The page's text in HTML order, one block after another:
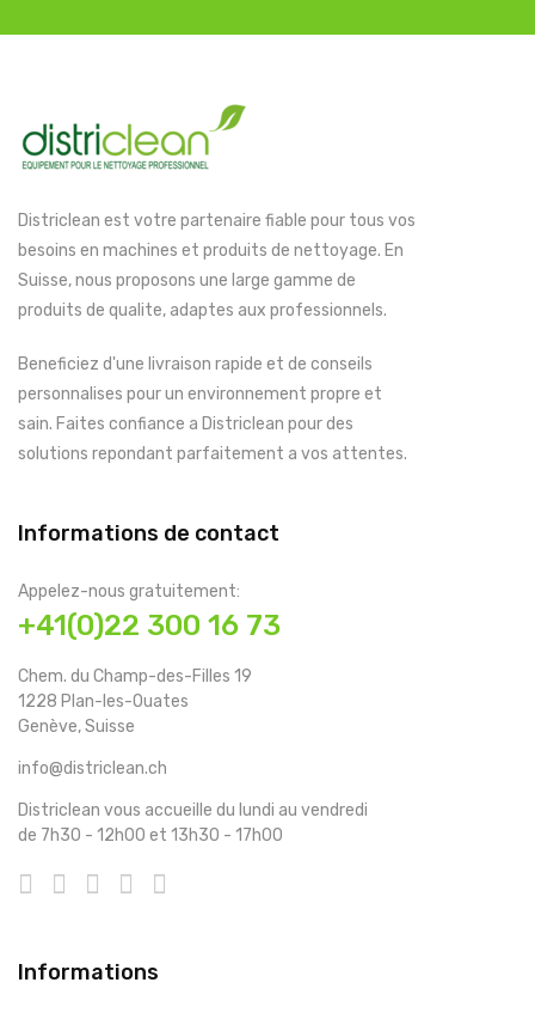
Districlean est votre partenaire fiable pour tous vos
besoins en machines et produits de nettoyage. En
Suisse, nous proposons une large gamme de
produits de qualite, adaptes aux professionnels.
Beneficiez d'une livraison rapide et de conseils
personnalises pour un environnement propre et
sain. Faites confiance a Districlean pour des
solutions repondant parfaitement a vos attentes.
Informations de contact
Appelez-nous gratuitement:
+41(0)22 300 16 73
Chem. du Champ-des-Filles 19
1228 Plan-les-Ouates
Genève, Suisse
info@districlean.ch
Districlean vous accueille du lundi au vendredi
de 7h30 - 12h00 et 13h30 - 17h00
Informations